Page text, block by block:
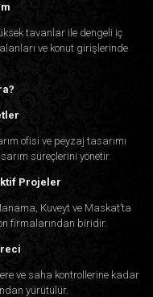
tavanlar ile dengeli iç
ve konut girişlerinde
ofisi ve peyzaj tasarımı
süreçlerini yönetir.
Projeler
Kuveyt ve Maskat’ta
firmalarından biridir.
ve saha kontrollerine kadar
yürütülür.